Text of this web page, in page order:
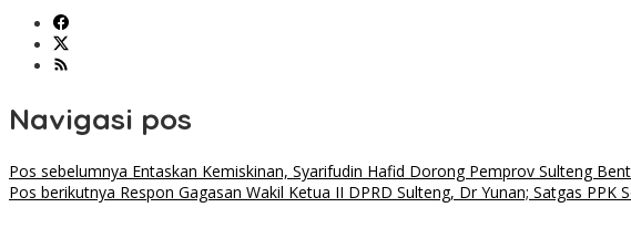
Navigasi pos
Pos sebelumnya Entaskan Kemiskinan, Syarifudin Hafid Dorong Pemprov Sulteng
Pos berikutnya Respon Gagasan Wakil Ketua II DPRD Sulteng, Dr Yunan; Satgas PPK